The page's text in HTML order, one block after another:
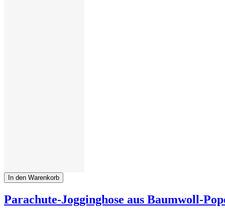
In den Warenkorb
Parachute-Jogginghose aus Baumwoll-